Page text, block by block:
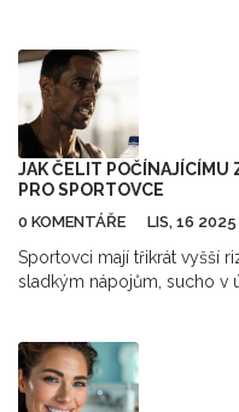
JAK ČELIT POČÍNAJÍCÍMU
PRO SPORTOVCE
0 KOMENTÁŘE LIS, 16 2025
Sportovci mají třikrát vyšší
sladkým nápojům, sucho v